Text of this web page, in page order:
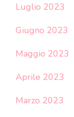
Luglio 2023
Giugno 2023
Maggio 2023
Aprile 2023
Marzo 2023